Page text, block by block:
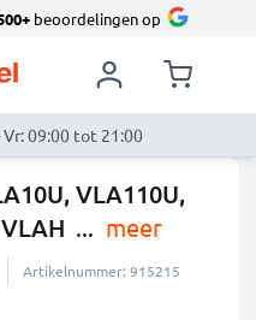
beoordelingen op
Vr: 09:00 tot 21:00
VLA110U,
... meer
Artikelnummer: 915215